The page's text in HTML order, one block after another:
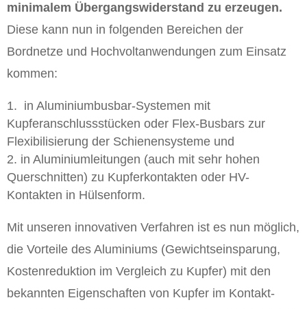
minimalem Übergangswiderstand zu erzeugen.
Diese kann nun in folgenden Bereichen der
Bordnetze und Hochvoltanwendungen zum Einsatz
kommen:
in Aluminiumbusbar-Systemen mit
Kupferanschlussstücken oder Flex-Busbars zur
Flexibilisierung der Schienensysteme und
in Aluminiumleitungen (auch mit sehr hohen
Querschnitten) zu Kupferkontakten oder HV-
Kontakten in Hülsenform.
Mit unseren innovativen Verfahren ist es nun möglich,
die Vorteile des Aluminiums (Gewichtseinsparung,
Kostenreduktion im Vergleich zu Kupfer) mit den
bekannten Eigenschaften von Kupfer im Kontakt-